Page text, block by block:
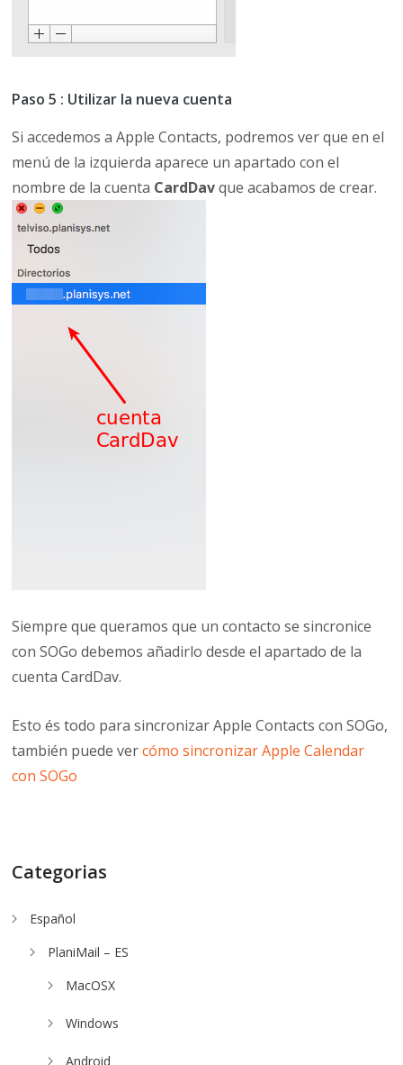
Paso 5 : Utilizar la nueva cuenta
Si accedemos a Apple Contacts, podremos ver que en el
menú de la izquierda aparece un apartado con el
nombre de la cuenta CardDavque acabamos de crear.
Siempre que queramos que un contacto se sincronice
con SOGo debemos añadirlo desde el apartado de la
cuenta CardDav.
Esto és todo para sincronizar Apple Contacts con SOGo,
también puede vercómo sincronizar Apple Calendar
con SOGo
Categorias
Español
PlaniMail – ES
MacOSX
Windows
Android